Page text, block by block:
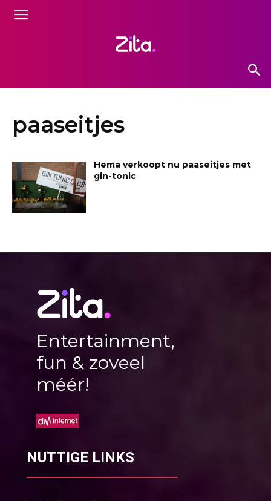
paaseitjes
Hema verkoopt nu paaseitjes met
gin-tonic
Entertainment,
fun & zoveel
méér!
NUTTIGE LINKS